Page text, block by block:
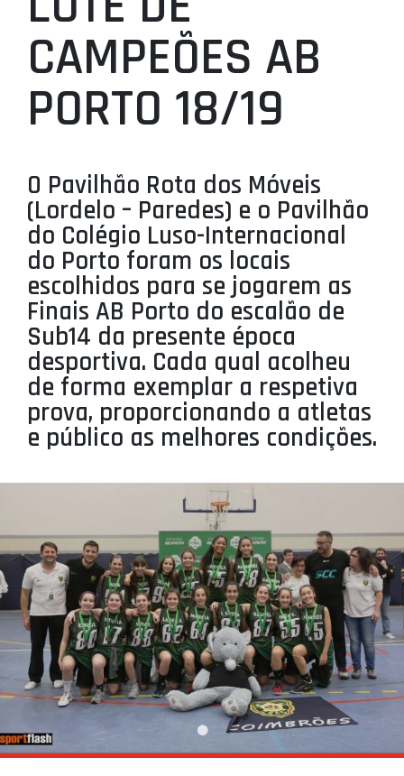
PROJETOS
LIGA BETCLIC MASCULINA
LIGA BETCLIC FEMININA
CAMPEÕES AB
PORTO 18/19
O Pavilhão Rota dos Móveis
(Lordelo – Paredes) e o Pavilhão
do Colégio Luso-Internacional
do Porto foram os locais
escolhidos para se jogarem as
Finais AB Porto do escalão de
Sub14 da presente época
desportiva. Cada qual acolheu
de forma exemplar a respetiva
prova, proporcionando a atletas
e público as melhores condições.